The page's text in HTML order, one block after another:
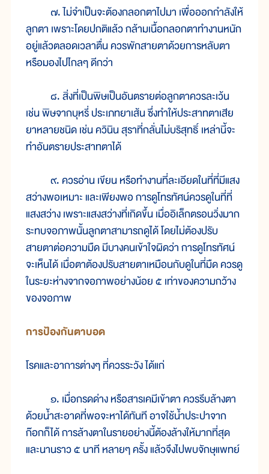
๗. ไม่จำเป็นจะต้องกลอกตาไปมา เพื่อออกกำลังให้
ลูกตา เพราะโดยปกติแล้ว กล้ามเนื้อกลอกตาทำงานหนัก
อยู่แล้วตลอดเวลาตื่น ควรพักสายตาด้วยการหลับตา
หรือมองไปไกลๆ ดีกว่า
๘. สิ่งที่เป็นพิษเป็นอันตรายต่อลูกตาควรละเว้น
เช่น พิษจากบุหรี่ ประเภทยาเส้น ซึ่งทำให้ประสาทตาเสีย
ยาหลายชนิด เช่น ควินิน สุราที่กลั่นไม่บริสุทธิ์ เหล่านี้จะ
ทำอันตรายประสาทตาได้
๙. ควรอ่าน เขียน หรือทำงานที่ละเอียดในที่ที่มีแสง
สว่างพอเหมาะ และเพียงพอ การดูโทรทัศน์ควรดูในที่ที่
แสงสว่าง เพราะแสงสว่างที่เกิดขึ้น เมื่ออิเล็กตรอนวิ่งมาก
ระทบจอภาพนั้นลูกตาสามารถดูได้ โดยไม่ต้องปรับ
สายตาต่อความมืด มีบางคนเข้าใจผิดว่า การดูโทรทัศน์
จะเห็นได้ เมื่อตาต้องปรับสายตาเหมือนกับดูในที่มืด ควรดู
ในระยะห่างจากจอภาพอย่างน้อย ๕ เท่าของความกว้าง
ของจอภาพ
การป้องกันตาบอด
โรคและอาการต่างๆ ที่ควรระวัง ได้แก่
๑. เมื่อกรดด่าง หรือสารเคมีเข้าตา ควรรีบล้างตา
ด้วยน้ำสะอาดที่พอจะหาได้ทันที อาจใช้น้ำประปาจาก
ก๊อกก็ได้ การล้างตาในรายอย่างนี้ต้องล้างให้มากที่สุด
และนานราว ๕ นาที หลายๆ ครั้ง แล้วจึงไปพบจักษุแพทย์